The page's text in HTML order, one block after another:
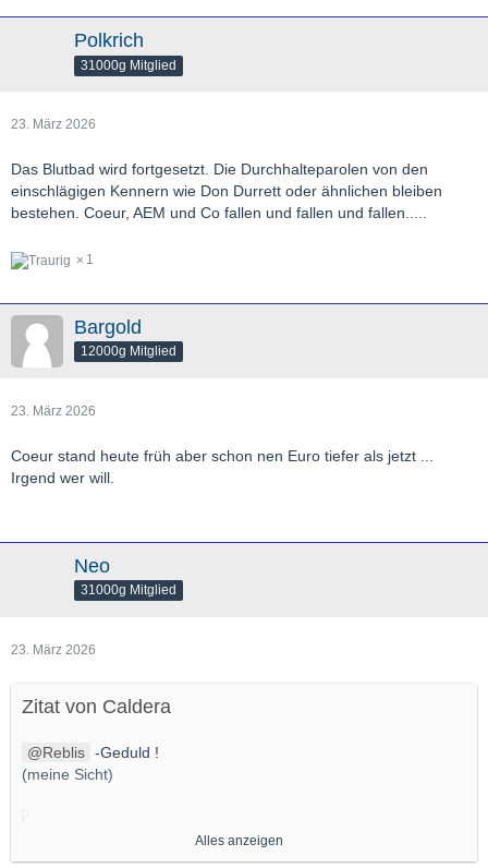
Polkrich
31000g Mitglied
23. März 2026
Das Blutbad wird fortgesetzt. Die Durchhalteparolen von den
einschlägigen Kennern wie Don Durrett oder ähnlichen bleiben
bestehen. Coeur, AEM und Co fallen und fallen und fallen.....
1
Bargold
12000g Mitglied
23. März 2026
Coeur stand heute früh aber schon nen Euro tiefer als jetzt ...
Irgend wer will.
Neo
31000g Mitglied
23. März 2026
Zitat von Caldera
Reblis -Geduld !
(meine Sicht)
Alles anzeigen